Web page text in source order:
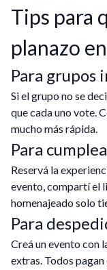
Tips para
planazo
Para grupos
Si el grupo no se
que cada uno vote.
mucho más rápida.
Para
Reservá la
evento, compartí el
homenajeado solo
Para
Creá un evento con
extras. Todos